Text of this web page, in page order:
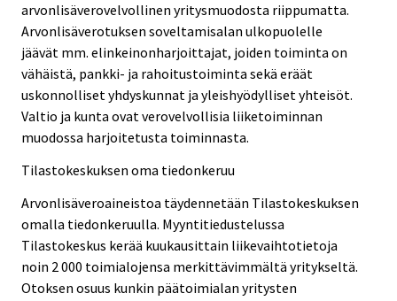
arvonlisäverovelvollinen yritysmuodosta riippumatta.
Arvonlisäverotuksen soveltamisalan ulkopuolelle
jäävät mm. elinkeinonharjoittajat, joiden toiminta on
vähäistä, pankki- ja rahoitustoiminta sekä eräät
uskonnolliset yhdyskunnat ja yleishyödylliset yhteisöt.
Valtio ja kunta ovat verovelvollisia liiketoiminnan
muodossa harjoitetusta toiminnasta.
Tilastokeskuksen oma tiedonkeruu
Arvonlisäveroaineistoa täydennetään Tilastokeskuksen
omalla tiedonkeruulla. Myyntitiedustelussa
Tilastokeskus kerää kuukausittain liikevaihtotietoja
noin 2 000 toimialojensa merkittävimmältä yritykseltä.
Otoksen osuus kunkin päätoimialan yritysten